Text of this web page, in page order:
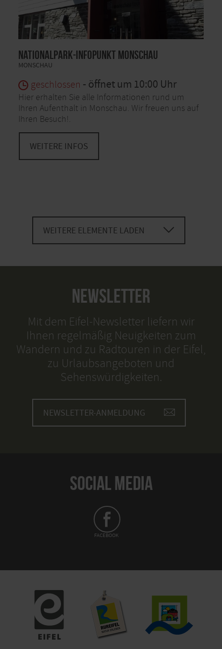
Nationalpark-Infopunkt Monschau
MONSCHAU
geschlossen - öffnet um 10:00 Uhr
Hier erhalten Sie alle Informationen rund um
Ihren Aufenthalt in Monschau. Wir freuen uns auf
Ihren Besuch!.
WEITERE INFOS
WEITERE ELEMENTE LADEN
NEWSLETTER
Mit dem Eifel-Newsletter liefern wir
Ihnen regelmäßig Neuigkeiten zum
Wandern und zu Radtouren in der Eifel,
zu Urlaubsangeboten und
Sehenswürdigkeiten.
NEWSLETTER-ANMELDUNG
SOCIAL MEDIA
FACEBOOK